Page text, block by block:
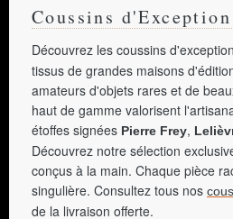
Coussins d'Exception
Découvrez les coussins d'exception
tissus de grandes maisons
amateurs d'objets rares et de
haut de gamme valorisent
étoffes signées Pierre Frey,
Découvrez notre sélection
conçus à la main. Chaque pièce
singulière. Consultez tous nos
de la livraison offerte.